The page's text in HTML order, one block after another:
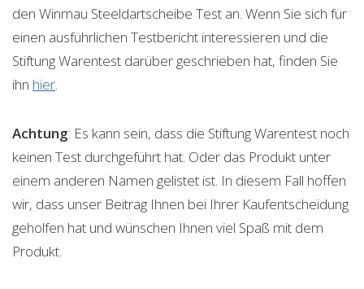
den Winmau Steeldartscheibe Test an. Wenn Sie sich für
einen ausführlichen Testbericht interessieren und die
Stiftung Warentest darüber geschrieben hat, finden Sie
ihn hier.
Achtung: Es kann sein, dass die Stiftung Warentest noch
keinen Test durchgeführt hat. Oder das Produkt unter
einem anderen Namen gelistet ist. In diesem Fall hoffen
wir, dass unser Beitrag Ihnen bei Ihrer Kaufentscheidung
geholfen hat und wünschen Ihnen viel Spaß mit dem
Produkt.